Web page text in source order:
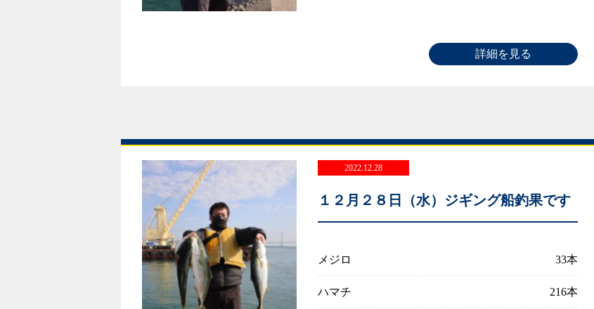
詳細を見る
2022.12.28
１２月２８日（水）ジギング船釣果です
メジロ 33本
ハマチ 216本